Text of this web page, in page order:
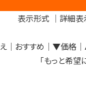
表示形式 ｜ 詳細表
｜おすすめ ｜ ▼価格 ｜
「もっと希望